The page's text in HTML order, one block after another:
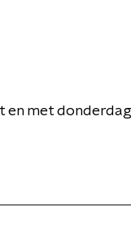
en met